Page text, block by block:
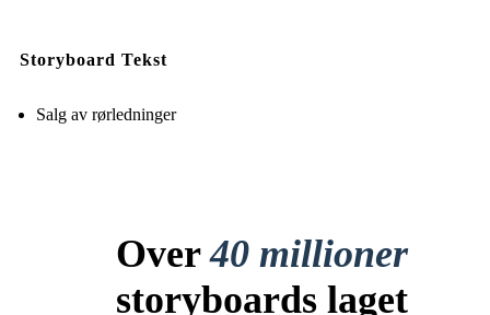
Storyboard Tekst
Salg av rørledninger
Over40 millioner
storyboards laget